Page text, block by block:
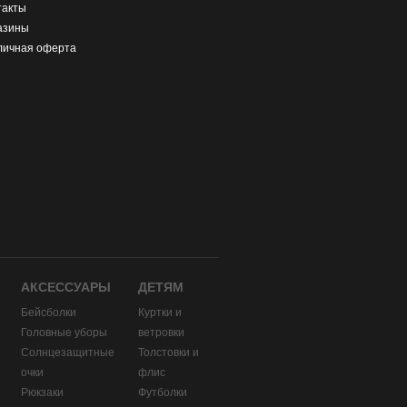
оферта
АКСЕССУАРЫ
Бейсболки
Головные уборы
Солнцезащитные
очки
Рюкзаки
ДЕТЯМ
Куртки и
ветровки
Толстовки и
флис
Футболки